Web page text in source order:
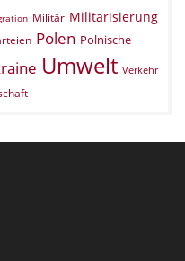
Militär Militarisierung
Polen Polnische
Umwelt Verkehr